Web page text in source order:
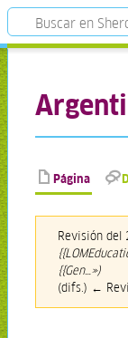
Página
Revisión del
{{Gen…»)
(difs.) ←